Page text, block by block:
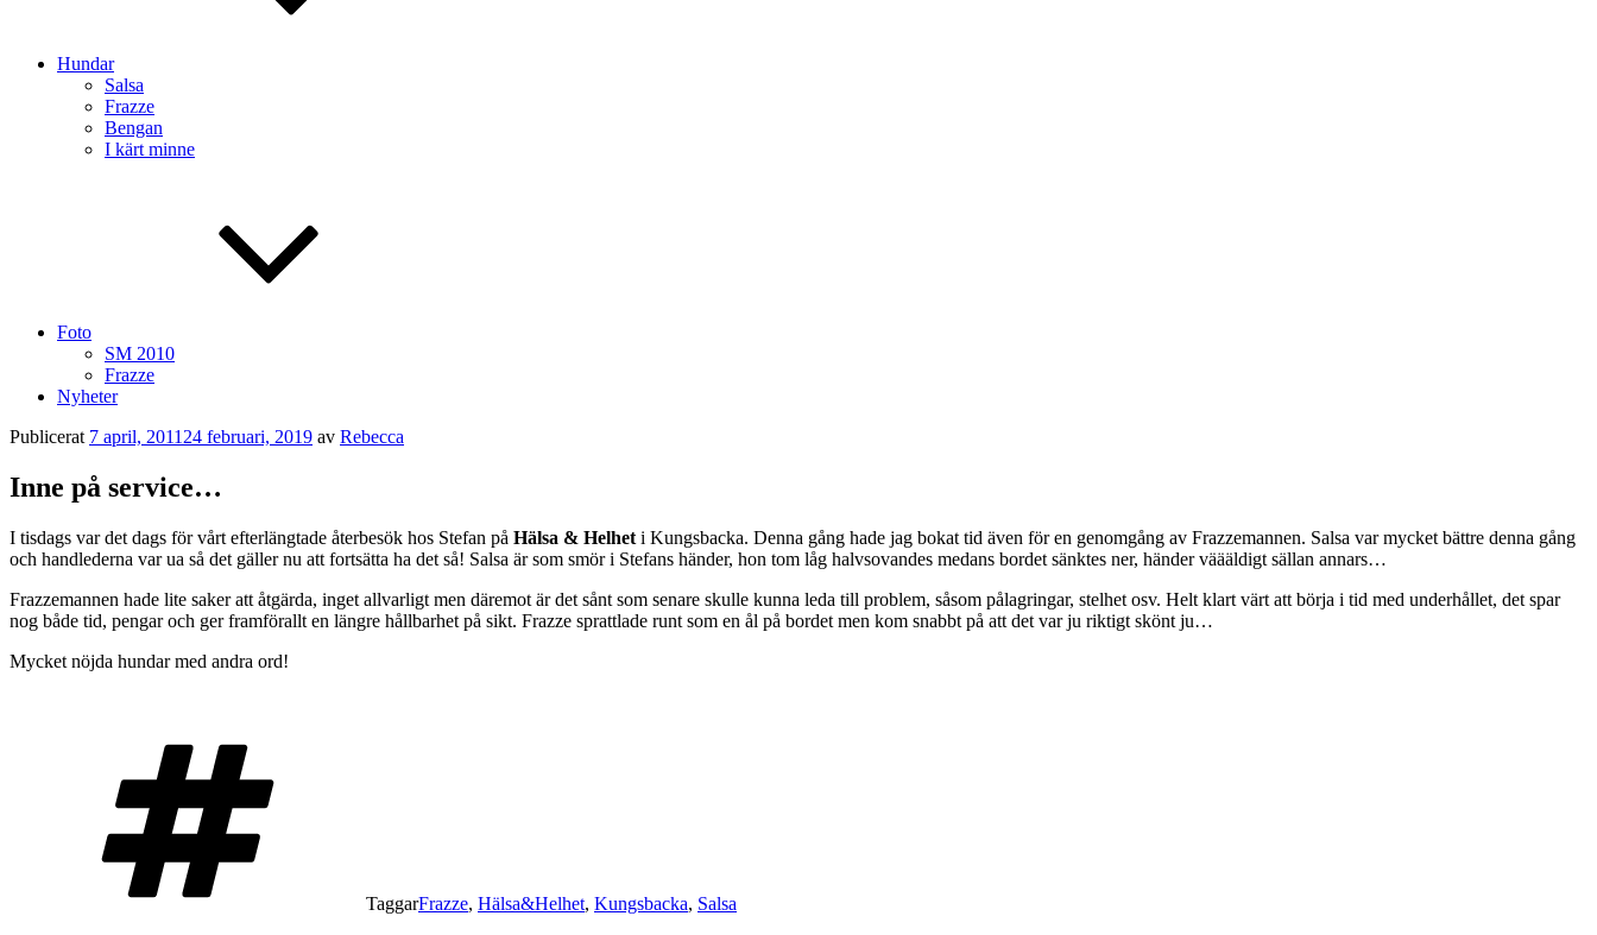
Hundar
Salsa
Frazze
Bengan
I kärt minne
Foto
SM 2010
Frazze
Nyheter
Publicerat 7 april, 2011 24 februari, 2019 av Rebecca
Inne på service…
I tisdags var det dags för vårt efterlängtade återbesök hos Stefan på Hälsa & Helhet i Kungsbacka. Denna gång hade jag bokat tid även för en genomgång av Frazzemannen. Salsa var mycket bättre denna gång
och handlederna var ua så det gäller nu att fortsätta ha det så! Salsa är som smör i Stefans händer, hon tom låg halvsovandes medans bordet sänktes ner, händer väääldigt sällan annars…
Frazzemannen hade lite saker att åtgärda, inget allvarligt men däremot är det sånt som senare skulle kunna leda till problem, såsom pålagringar, stelhet osv. Helt klart värt att börja i tid med underhållet, det spar
nog både tid, pengar och ger framförallt en längre hållbarhet på sikt. Frazze sprattlade runt som en ål på bordet men kom snabbt på att det var ju riktigt skönt ju…
Mycket nöjda hundar med andra ord!
TaggarFrazze, Hälsa&Helhet, Kungsbacka, Salsa